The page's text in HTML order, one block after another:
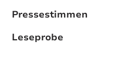
Pressestimmen
Leseprobe